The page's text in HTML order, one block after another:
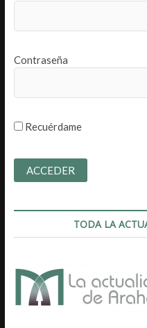
Contraseña
Recuérdame
TODA LA